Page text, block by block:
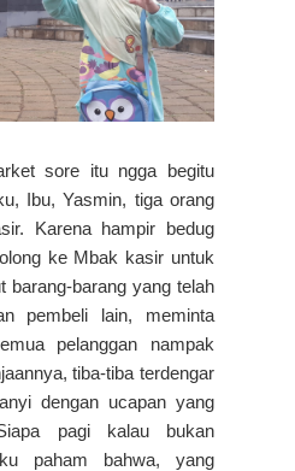
sore itu ngga begitu
Ibu, Yasmin, tiga orang
Karena hampir bedug
ke Mbak kasir untuk
barang-barang yang telah
pembeli lain, meminta
pelanggan nampak
tiba-tiba terdengar
dengan ucapan yang
pagi kalau bukan
paham bahwa, yang